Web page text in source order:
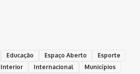
Educação Espaço Aberto
Esporte
Interior Internacional
Municípios